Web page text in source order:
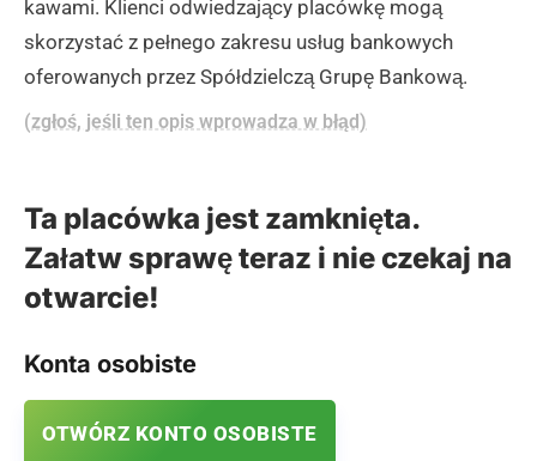
kawami. Klienci odwiedzający placówkę mogą
skorzystać z pełnego zakresu usług bankowych
oferowanych przez Spółdzielczą Grupę Bankową.
(zgłoś, jeśli ten opis wprowadza w błąd)
Ta placówka jest zamknięta.
Załatw sprawę teraz i nie czekaj na
otwarcie!
Konta osobiste
OTWÓRZ KONTO OSOBISTE